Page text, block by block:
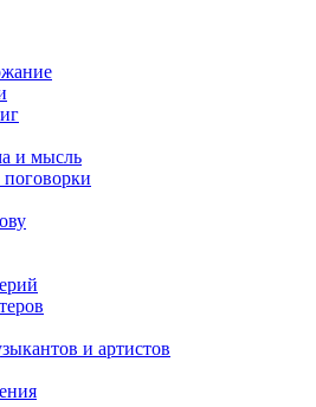
и мысль
и артистов